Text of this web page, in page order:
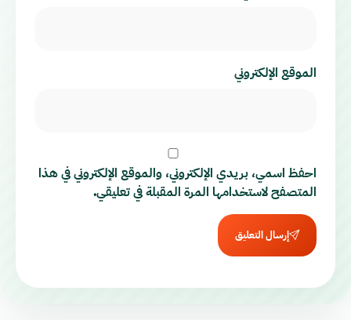
الموقع الإلكتروني
احفظ اسمي، بريدي الإلكتروني، والموقع الإلكتروني في هذا
المتصفح لاستخدامها المرة المقبلة في تعليقي.
إرسال التعليق